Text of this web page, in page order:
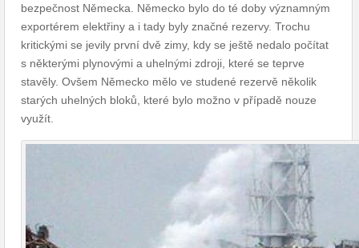
bezpečnost Německa. Německo bylo do té doby významným
exportérem elektřiny a i tady byly značné rezervy. Trochu
kritickými se jevily první dvě zimy, kdy se ještě nedalo počítat
s některými plynovými a uhelnými zdroji, které se teprve
stavěly. Ovšem Německo mělo ve studené rezervě několik
starých uhelných bloků, které bylo možno v případě nouze
využít.